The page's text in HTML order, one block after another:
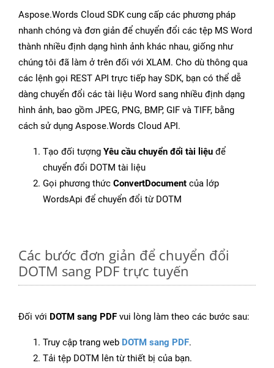
Aspose.Words Cloud SDK cung cấp các phương pháp
nhanh chóng và đơn giản để chuyển đổi các tệp MS Word
thành nhiều định dạng hình ảnh khác nhau, giống như
chúng tôi đã làm ở trên đối với XLAM. Cho dù thông qua
các lệnh gọi REST API trực tiếp hay SDK, bạn có thể dễ
dàng chuyển đổi các tài liệu Word sang nhiều định dạng
hình ảnh, bao gồm JPEG, PNG, BMP, GIF và TIFF, bằng
cách sử dụng Aspose.Words Cloud API.
Tạo đối tượng Yêu cầu chuyển đổi tài liệu để
chuyển đổi DOTM tài liệu
Gọi phương thức ConvertDocument của lớp
WordsApi để chuyển đổi từ DOTM
Các bước đơn giản để chuyển đổi
DOTM sang PDF trực tuyến
Đối với DOTM sang PDF vui lòng làm theo các bước sau:
Truy cập trang web DOTM sang PDF.
Tải tệp DOTM lên từ thiết bị của bạn.